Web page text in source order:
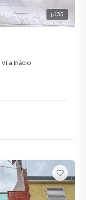
35
Vila Inácio